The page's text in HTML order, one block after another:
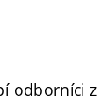
odborníci z